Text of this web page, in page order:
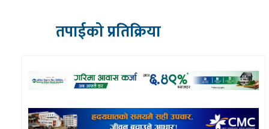
तपाईको प्रतिक्रिया